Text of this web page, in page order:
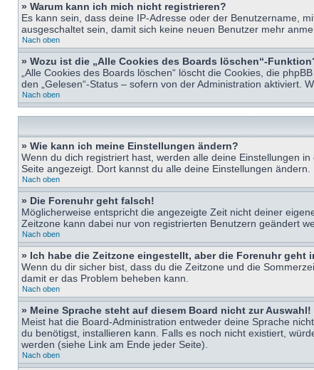
» Warum kann ich mich nicht registrieren?
Es kann sein, dass deine IP-Adresse oder der Benutzername,
ausgeschaltet sein, damit sich keine neuen Benutzer mehr
Nach oben
» Wozu ist die „Alle Cookies des Boards löschen“-
„Alle Cookies des Boards löschen“ löscht die Cookies, die
den „Gelesen“-Status – sofern von der Administration aktiviert.
Nach oben
» Wie kann ich meine Einstellungen ändern?
Wenn du dich registriert hast, werden alle deine Einstellungen
Seite angezeigt. Dort kannst du alle deine Einstellungen ändern.
Nach oben
» Die Forenuhr geht falsch!
Möglicherweise entspricht die angezeigte Zeit nicht deiner
Zeitzone kann dabei nur von registrierten Benutzern geändert
Nach oben
» Ich habe die Zeitzone eingestellt, aber die Forenuhr geht
Wenn du dir sicher bist, dass du die Zeitzone und die
damit er das Problem beheben kann.
Nach oben
» Meine Sprache steht auf diesem Board nicht zur Auswahl!
Meist hat die Board-Administration entweder deine Sprache
du benötigst, installieren kann. Falls es noch nicht existiert,
werden (siehe Link am Ende jeder Seite).
Nach oben